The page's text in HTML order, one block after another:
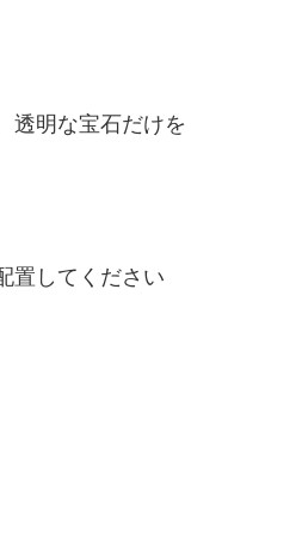
透明な宝石だけを
置してください